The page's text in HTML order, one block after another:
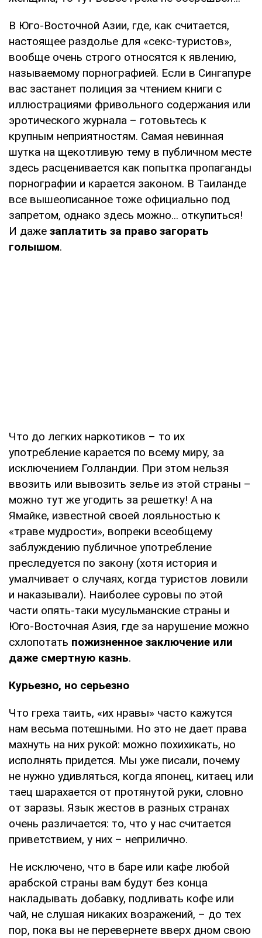
В Юго-Восточной Азии, где, как считается,
настоящее раздолье для «секс-туристов»,
вообще очень строго относятся к явлению,
называемому порнографией. Если в Сингапуре
вас застанет полиция за чтением книги с
иллюстрациями фривольного содержания или
эротического журнала – готовьтесь к
крупным неприятностям. Самая невинная
шутка на щекотливую тему в публичном месте
здесь расценивается как попытка пропаганды
порнографии и карается законом. В Таиланде
все вышеописанное тоже официально под
запретом, однако здесь можно... откупиться!
И даже заплатить за право загорать
голышом.
Что до легких наркотиков – то их
употребление карается по всему миру, за
исключением Голландии. При этом нельзя
ввозить или вывозить зелье из этой страны –
можно тут же угодить за решетку! А на
Ямайке, известной своей лояльностью к
«траве мудрости», вопреки всеобщему
заблуждению публичное употребление
преследуется по закону (хотя история и
умалчивает о случаях, когда туристов ловили
и наказывали). Наиболее суровы по этой
части опять-таки мусульманские страны и
Юго-Восточная Азия, где за нарушение можно
схлопотать пожизненное заключение или
даже смертную казнь.
Курьезно, но серьезно
Что греха таить, «их нравы» часто кажутся
нам весьма потешными. Но это не дает права
махнуть на них рукой: можно похихикать, но
исполнять придется. Мы уже писали, почему
не нужно удивляться, когда японец, китаец или
таец шарахается от протянутой руки, словно
от заразы. Язык жестов в разных странах
очень различается: то, что у нас считается
приветствием, у них – неприлично.
Не исключено, что в баре или кафе любой
арабской страны вам будут без конца
накладывать добавку, подливать кофе или
чай, не слушая никаких возражений, – до тех
пор, пока вы не перевернете вверх дном свою